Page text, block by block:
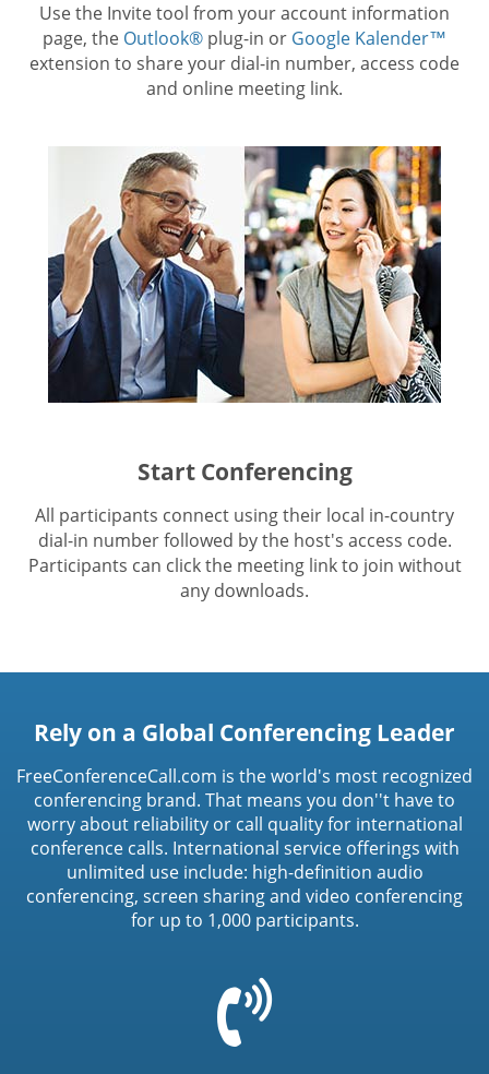
Use the Invite tool from your account information
page, the Outlook® plug-in or Google Kalender™
extension to share your dial-in number, access code
and online meeting link.
Start Conferencing
All participants connect using their local in-country
dial-in number followed by the host's access code.
Participants can click the meeting link to join without
any downloads.
Rely on a Global Conferencing Leader
FreeConferenceCall.com is the world's most recognized
conferencing brand. That means you don''t have to
worry about reliability or call quality for international
conference calls. International service offerings with
unlimited use include: high-definition audio
conferencing, screen sharing and video conferencing
for up to 1,000 participants.
t('common.phone_icon')